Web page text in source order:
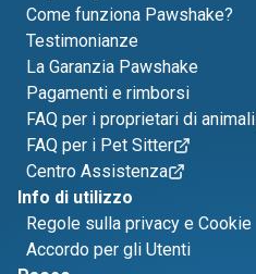
Come funziona Pawshake?
Testimonianze
La Garanzia Pawshake
Pagamenti e rimborsi
FAQ per i proprietari di animali
FAQ per i Pet Sitter
Centro Assistenza
Info di utilizzo
Regole sulla privacy e Cookie
Accordo per gli Utenti